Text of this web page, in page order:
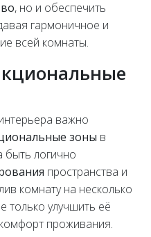
, но и обеспечить
гармоничное и
всей комнаты.
важно
зоны в
быть логично
пространства и
комнату на несколько
только улучшить её
проживания.